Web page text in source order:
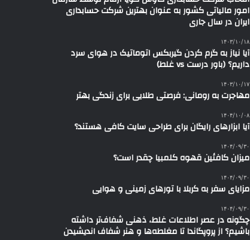
امور مالیاتی کشور به عنوان بهترین شرکت حسابداری
ایران در سال جاری
۱۴۰۳/۱۰/۱۸
آیا نیاز به گرم کردن گیربکس اتوماتیک در هوای سرد
داریم؟ (باور درست vs غلط)
۱۴۰۳/۱۰/۱۷
مهاجرت به رومانی: فرصتی طلایی برای زندگی بهتر
۱۴۰۴/۱۰/۰۸
آیا ابزارهای رایگان برای طراحی سایت کافی هستند؟
۱۴۰۴/۰۹/۳۰
میزان کافئین قهوه کلمبیا چقدر است؟
۱۴۰۴/۰۹/۳۰
مزایای سفر به کربلا با تورهای زمینی و هوایی
۱۴۰۴/۰۹/۳۰
چگونه در عصر اطلاعات غلط، ذهنی شفاف‌تر داشته
باشیم؟ از پروپگاندا تا مغلطه‌ها و هنر شفاف اندیشیدن